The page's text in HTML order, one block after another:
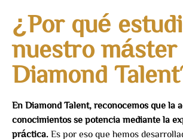
¿Por qué
nuestro máster
Diamond
En Diamond Talent, reconocemos que la
conocimientos se potencia mediante la
práctica. Es por eso que hemos